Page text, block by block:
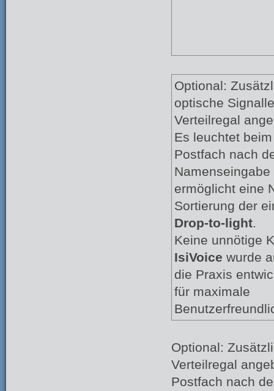
Optional:
optische
Verteilregal
Es leuchtet
Postfach nach
ermöglicht eine
Sortierung der
Drop-to-light.
Keine unnötige
IsiVoice wurde
die Praxis
für maximale
Optional:
Verteilregal
Postfach nach